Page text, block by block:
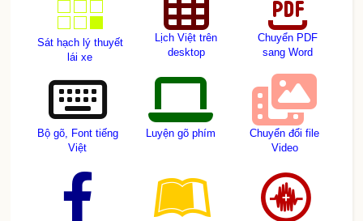
Sát hạch lý thuyết
lái xe
Lịch Việt trên
desktop
Chuyển PDF
sang Word
Bộ gõ, Font tiếng
Việt
Luyện gõ phím
Chuyển đổi file
Video